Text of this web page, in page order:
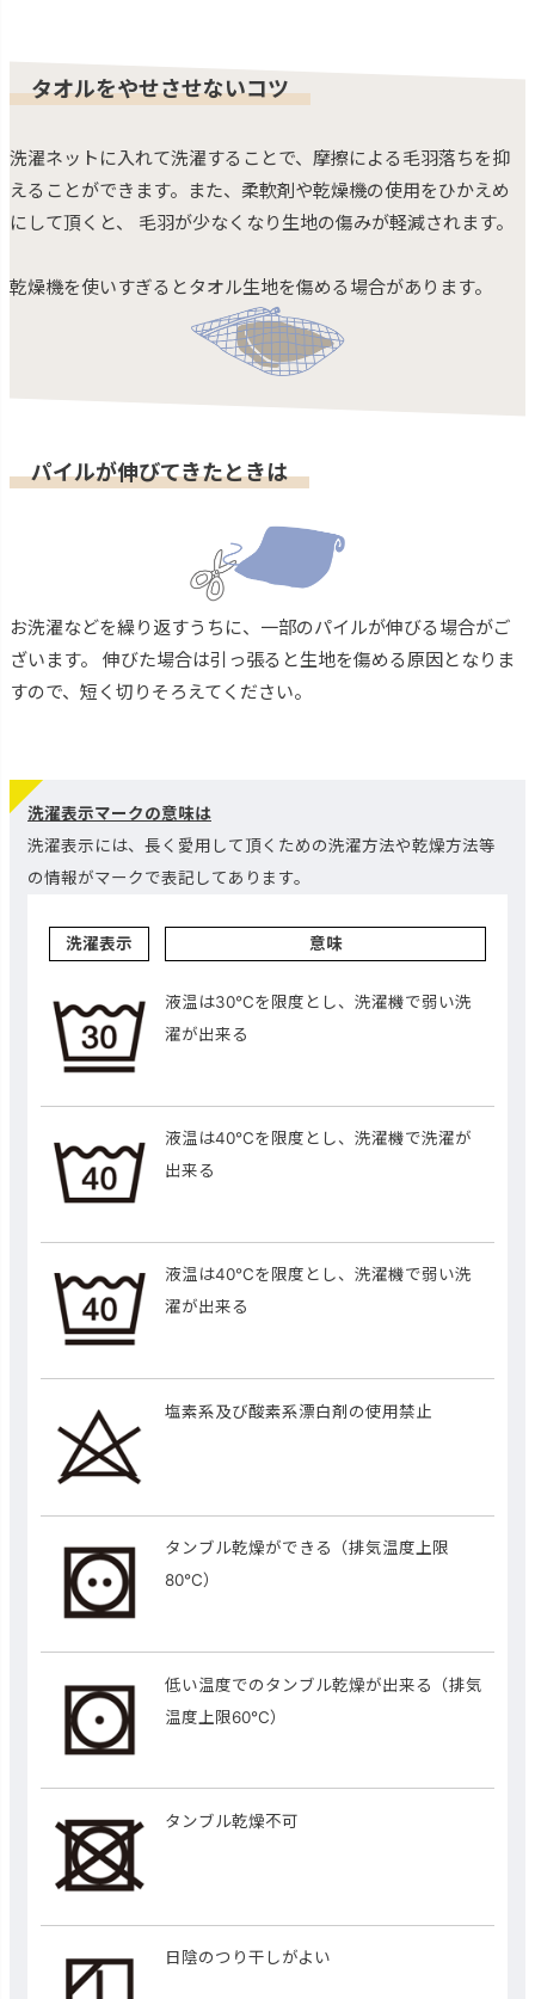
タオルをやせさせないコツ
洗濯ネットに入れて洗濯することで、摩擦による毛羽落ちを抑
えることができます。また、柔軟剤や乾燥機の使用をひかえめ
にして頂くと、 毛羽が少なくなり生地の傷みが軽減されます。
乾燥機を使いすぎるとタオル生地を傷める場合があります。
パイルが伸びてきたときは
お洗濯などを繰り返すうちに、一部のパイルが伸びる場合がご
ざいます。 伸びた場合は引っ張ると生地を傷める原因となりま
すので、短く切りそろえてください。
洗濯表示マークの意味は
洗濯表示には、長く愛用して頂くための洗濯方法や乾燥方法等
の情報がマークで表記してあります。
洗濯表示 意味
液温は30℃を限度とし、洗濯機で弱い洗
濯が出来る
液温は40℃を限度とし、洗濯機で洗濯が
出来る
液温は40℃を限度とし、洗濯機で弱い洗
濯が出来る
塩素系及び酸素系漂白剤の使用禁止
タンブル乾燥ができる（排気温度上限
80℃）
低い温度でのタンブル乾燥が出来る（排気
温度上限60℃）
タンブル乾燥不可
日陰のつり干しがよい